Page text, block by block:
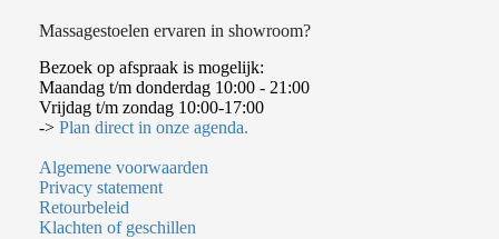
Massagestoelen ervaren in showroom?
Bezoek op afspraak is mogelijk:
Maandag t/m donderdag 10:00 - 21:00
Vrijdag t/m zondag 10:00-17:00
-> Plan direct in onze agenda.
Algemene voorwaarden
Privacy statement
Retourbeleid
Klachten of geschillen